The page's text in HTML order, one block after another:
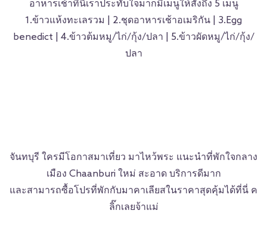
อาหารเช้าที่นี่เราประทับใจมากมีเมนูให้สั่งถึง 5 เมนู
1.ข้าวแห้งทะเลรวม | 2.ชุดอาหารเช้าอเมริกัน | 3.Egg
benedict | 4.ข้าวต้มหมู/ไก่/กุ้ง/ปลา | 5.ข้าวผัดหมู/ไก่/กุ้ง/
ปลา
จันทบุรี ใครมีโอกาสมาเที่ยว มาไหว้พระ แนะนำที่พักใจกลาง
เมือง Chaanburi ใหม่ สะอาด บริการดีมาก
และสามารถซื้อโปรที่พักกับมาคาเลียสในราคาสุดคุ้มได้ที่นี่ ค
ลิ๊กเลยจ้าแม่